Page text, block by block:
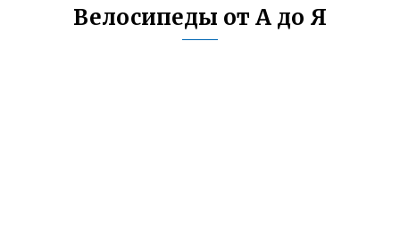
Велосипеды от А до Я